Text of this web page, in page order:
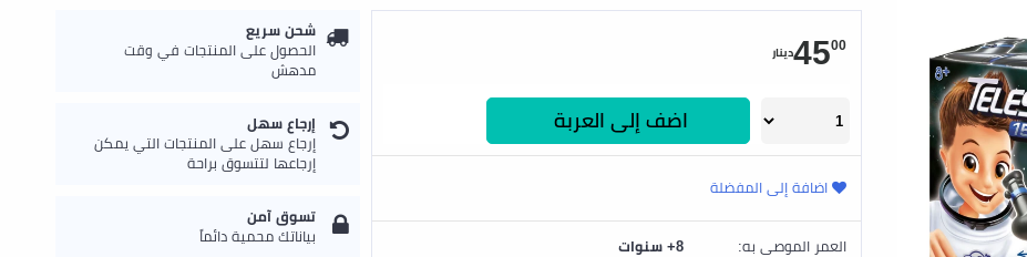
شحن سريع
الحصول على المنتجات في وقت
مدهش
إرجاع سهل
إرجاع سهل على المنتجات التي يمكن
إرجاعها لتتسوق براحة
تسوق آمن
بياناتك محمية دائماً
4500 دينار
اضف إلى العربة
اضافة إلى المفضلة
العمر الموصى به: 8+ سنوات